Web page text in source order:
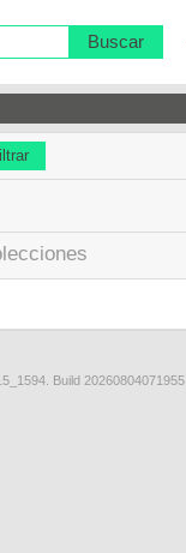
Buscar
Build 20260804071955